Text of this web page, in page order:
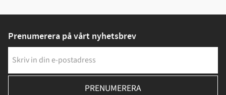
Prenumerera på vårt nyhetsbrev
PRENUMERERA